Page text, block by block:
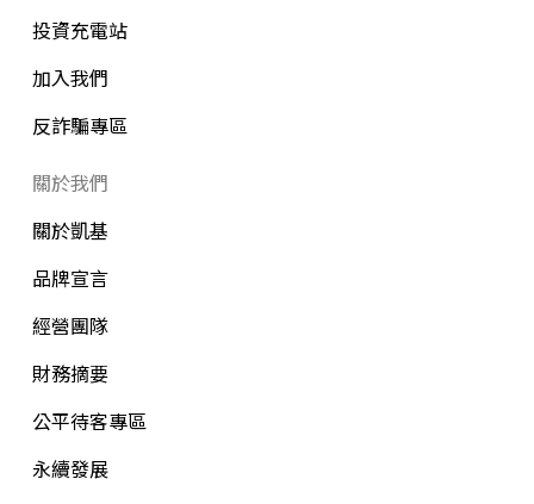
投資充電站
加入我們
反詐騙專區
關於我們
關於凱基
品牌宣言
經營團隊
財務摘要
公平待客專區
永續發展